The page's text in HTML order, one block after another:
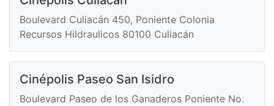
Boulevard Culiacán 450, Poniente Colonia
Recursos Hildraulicos 80100 Culiacán
Cinépolis Paseo San Isidro
Boulevard Paseo de los Ganaderos Poniente No.